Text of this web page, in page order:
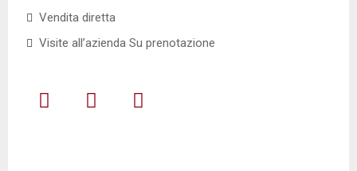
Vendita diretta
Visite all’azienda Su prenotazione